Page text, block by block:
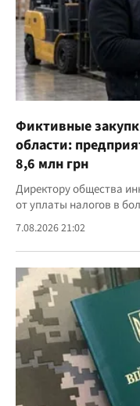
Фиктивные
области:
8,6 млн грн
Директору общества
от уплаты налогов в
7.08.2026 21:02